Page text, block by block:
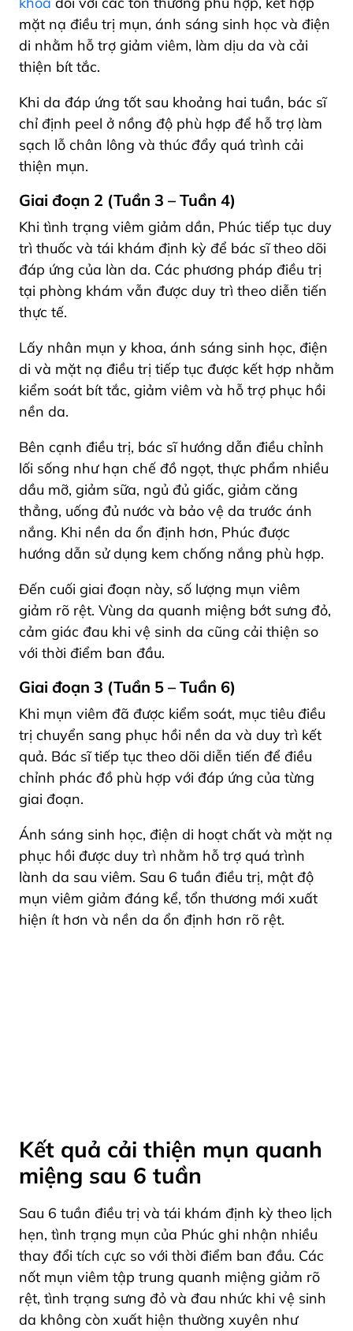
mặt nạ điều trị mụn, ánh sáng sinh học và điện
di nhằm hỗ trợ giảm viêm, làm dịu da và cải
thiện bít tắc.
Khi da đáp ứng tốt sau khoảng hai tuần, bác sĩ
chỉ định peel ở nồng độ phù hợp để hỗ trợ làm
sạch lỗ chân lông và thúc đẩy quá trình cải
thiện mụn.
Giai đoạn 2 (Tuần 3 – Tuần 4)
Khi tình trạng viêm giảm dần, Phúc tiếp tục duy
trì thuốc và tái khám định kỳ để bác sĩ theo dõi
đáp ứng của làn da. Các phương pháp điều trị
tại phòng khám vẫn được duy trì theo diễn tiến
thực tế.
Lấy nhân mụn y khoa, ánh sáng sinh học, điện
di và mặt nạ điều trị tiếp tục được kết hợp nhằm
kiểm soát bít tắc, giảm viêm và hỗ trợ phục hồi
nền da.
Bên cạnh điều trị, bác sĩ hướng dẫn điều chỉnh
lối sống như hạn chế đồ ngọt, thực phẩm nhiều
dầu mỡ, giảm sữa, ngủ đủ giấc, giảm căng
thẳng, uống đủ nước và bảo vệ da trước ánh
nắng. Khi nền da ổn định hơn, Phúc được
hướng dẫn sử dụng kem chống nắng phù hợp.
Đến cuối giai đoạn này, số lượng mụn viêm
giảm rõ rệt. Vùng da quanh miệng bớt sưng đỏ,
cảm giác đau khi vệ sinh da cũng cải thiện so
với thời điểm ban đầu.
Giai đoạn 3 (Tuần 5 – Tuần 6)
Khi mụn viêm đã được kiểm soát, mục tiêu điều
trị chuyển sang phục hồi nền da và duy trì kết
quả. Bác sĩ tiếp tục theo dõi diễn tiến để điều
chỉnh phác đồ phù hợp với đáp ứng của từng
giai đoạn.
Ánh sáng sinh học, điện di hoạt chất và mặt nạ
phục hồi được duy trì nhằm hỗ trợ quá trình
lành da sau viêm. Sau 6 tuần điều trị, mật độ
mụn viêm giảm đáng kể, tổn thương mới xuất
hiện ít hơn và nền da ổn định hơn rõ rệt.
Kết quả cải thiện mụn quanh
miệng sau 6 tuần
Sau 6 tuần điều trị và tái khám định kỳ theo lịch
hẹn, tình trạng mụn của Phúc ghi nhận nhiều
thay đổi tích cực so với thời điểm ban đầu. Các
nốt mụn viêm tập trung quanh miệng giảm rõ
rệt, tình trạng sưng đỏ và đau nhức khi vệ sinh
da không còn xuất hiện thường xuyên như